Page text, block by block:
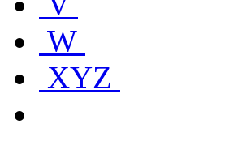
W
XYZ